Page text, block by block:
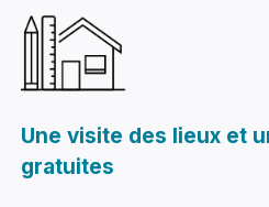
Une visite des lieux et
gratuites